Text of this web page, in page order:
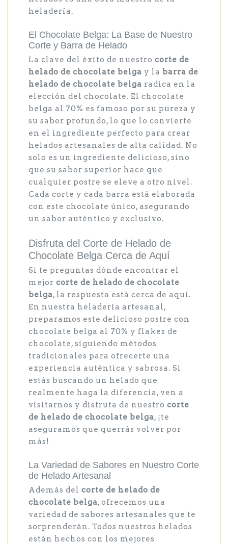
heladería.
El Chocolate Belga: La Base de Nuestro
Corte y Barra de Helado
La clave del éxito de nuestro corte de
helado de chocolate belga y la barra de
helado de chocolate belga radica en la
elección del chocolate. El chocolate
belga al 70% es famoso por su pureza y
su sabor profundo, lo que lo convierte
en el ingrediente perfecto para crear
helados artesanales de alta calidad. No
solo es un ingrediente delicioso, sino
que su sabor superior hace que
cualquier postre se eleve a otro nivel.
Cada corte y cada barra está elaborada
con este chocolate único, asegurando
un sabor auténtico y exclusivo.
Disfruta del Corte de Helado de
Chocolate Belga Cerca de Aquí
Si te preguntas dónde encontrar el
mejor corte de helado de chocolate
belga, la respuesta está cerca de aquí.
En nuestra heladería artesanal,
preparamos este delicioso postre con
chocolate belga al 70% y flakes de
chocolate, siguiendo métodos
tradicionales para ofrecerte una
experiencia auténtica y sabrosa. Si
estás buscando un helado que
realmente haga la diferencia, ven a
visitarnos y disfruta de nuestro corte
de helado de chocolate belga, ¡te
aseguramos que querrás volver por
más!
La Variedad de Sabores en Nuestro Corte
de Helado Artesanal
Además del corte de helado de
chocolate belga, ofrecemos una
variedad de sabores artesanales que te
sorprenderán. Todos nuestros helados
están hechos con los mejores